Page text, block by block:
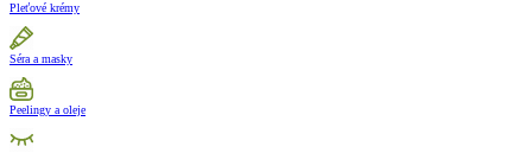
Pleťové krémy
Séra a masky
Peelingy a oleje